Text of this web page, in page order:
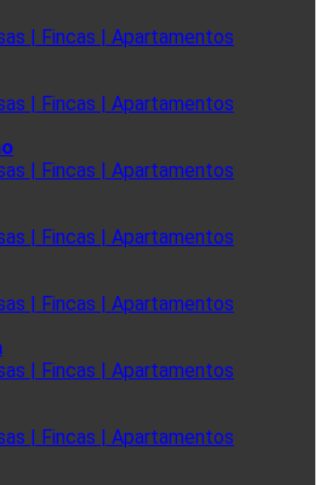
| Fincas | Apartamentos
| Fincas | Apartamentos
| Fincas | Apartamentos
| Fincas | Apartamentos
| Fincas | Apartamentos
| Fincas | Apartamentos
| Fincas | Apartamentos